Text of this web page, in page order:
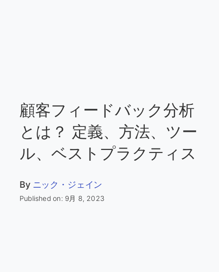
顧客フィードバック分析
とは？ 定義、方法、ツー
ル、ベストプラクティス
By ニック・ジェイン
Published on: 9月 8, 2023